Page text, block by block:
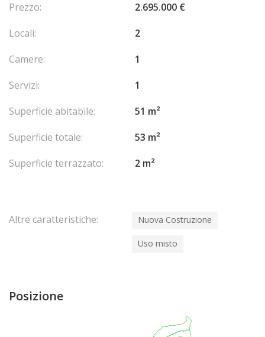
Prezzo:
2.695.000 €
Locali:
2
Camere:
1
Servizi:
1
Superficie abitabile:
51 m²
Superficie totale:
53 m²
Superficie terrazzato:
2 m²
Altre caratteristiche: Nuova Costruzione
Uso misto
Posizione